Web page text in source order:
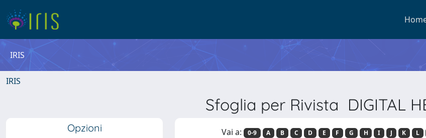
IRIS
IRIS
Sfoglia per Rivista DIGITAL
Opzioni Vai a: 0-9 A B C D E F G H I J K L